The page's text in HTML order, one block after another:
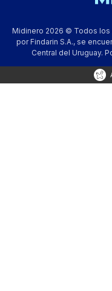
Midinero 2026 © Todos
por Findarin S.A., se
Central del Uruguay.